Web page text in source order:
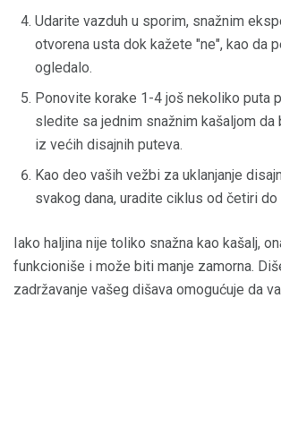
Udarite vazduh u sporim, snažnim
otvorena usta dok kažete "ne", kao da
ogledalo.
Ponovite korake 1-4 još nekoliko puta
sledite sa jednim snažnim kašaljom
iz većih disajnih puteva.
Kao deo vaših vežbi za uklanjanje
svakog dana, uradite ciklus od četiri
Iako haljina nije toliko snažna kao kašalj,
funkcioniše i može biti manje zamorna.
zadržavanje vašeg dišava omogućuje da